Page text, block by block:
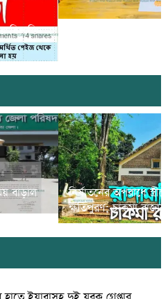
বাড়াল
নির্যাতনের অপরাধে
ক্ষতিপুরণ; চাকমা